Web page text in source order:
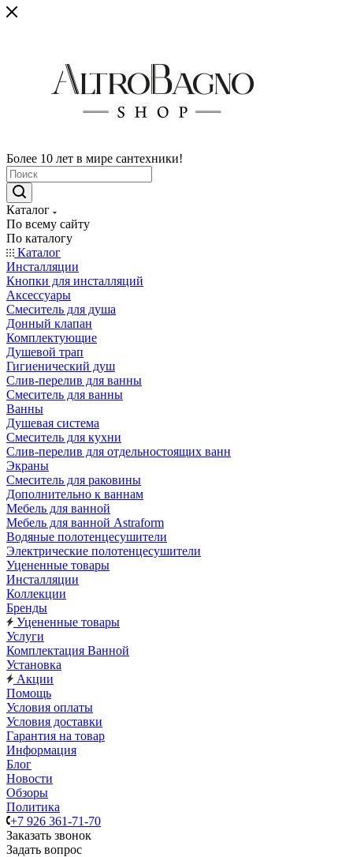
Более 10 лет в мире сантехники!
Каталог
По всему сайту
По каталогу
Каталог
Инсталляции
Кнопки для инсталляций
Аксессуары
Смеситель для душа
Донный клапан
Комплектующие
Душевой трап
Гигиенический душ
Слив-перелив для ванны
Смеситель для ванны
Ванны
Душевая система
Смеситель для кухни
Слив-перелив для отдельностоящих ванн
Экраны
Смеситель для раковины
Дополнительно к ваннам
Мебель для ванной
Мебель для ванной Astraform
Водяные полотенцесушители
Электрические полотенцесушители
Уцененные товары
Инсталляции
Коллекции
Бренды
Уцененные товары
Услуги
Комплектация Ванной
Установка
Акции
Помощь
Условия оплаты
Условия доставки
Гарантия на товар
Информация
Блог
Новости
Обзоры
Политика
+7 926 361-71-70
Заказать звонок
Задать вопрос